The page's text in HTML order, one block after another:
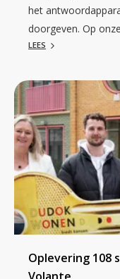
het
doorgeven. Op
LEES
Oplevering 108